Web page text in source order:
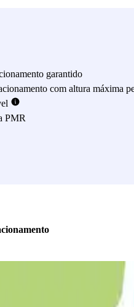
garantido
com altura máxima
PMR